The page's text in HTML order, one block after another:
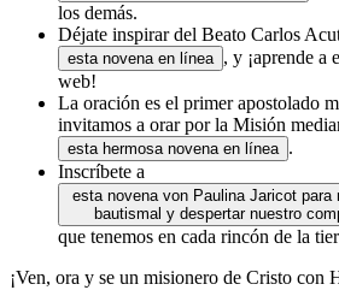
los demás.
Déjate inspirar del Beato Carlos
esta novena en línea , y ¡aprende a
web!
La oración es el primer apostolado
invitamos a orar por la Misión
esta hermosa novena en línea .
Inscríbete a
esta novena von Paulina Jaricot
bautismal y despertar nuestro
que tenemos en cada rincón de la
¡Ven, ora y se un misionero de Cristo con